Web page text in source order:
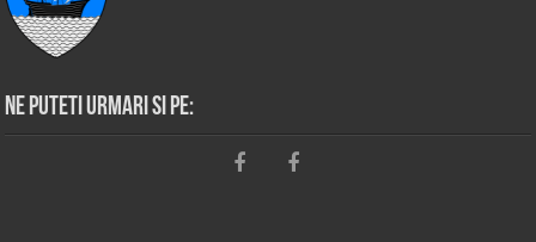
Ne puteti urmari si pe: